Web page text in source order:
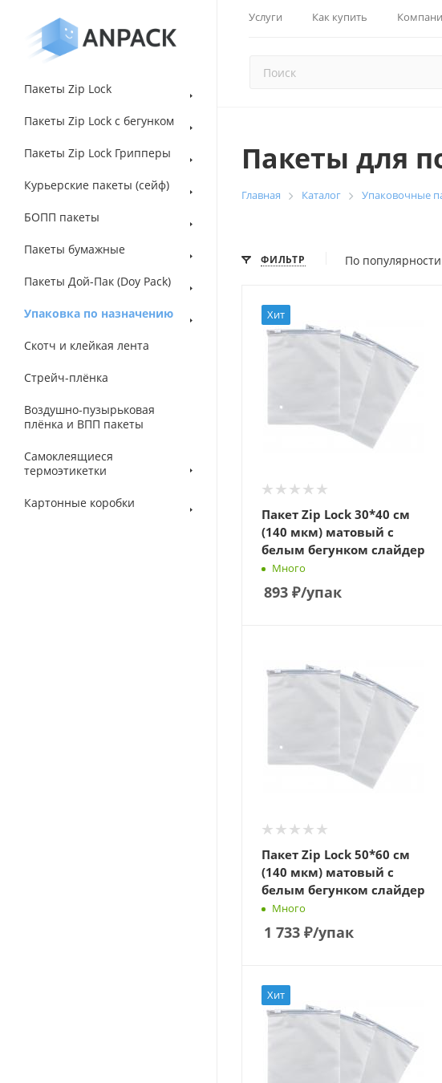
Услуги Как купить
Пакеты Zip Lock
Пакеты Zip Lock с бегунком
Пакеты Zip Lock Грипперы
Курьерские пакеты (сейф)
БОПП пакеты
Пакеты бумажные
Пакеты Дой-Пак (Doy Pack)
Упаковка по назначению
Скотч и клейкая лента
Стрейч-плёнка
Воздушно-пузырьковая
плёнка и ВПП пакеты
Самоклеящиеся
термоэтикетки
Картонные коробки
Пакеты для
Главная Каталог Упаковочные
ФИЛЬТР По
Хит
Пакет Zip Lock 30*40 см
(140 мкм) матовый с
белым бегунком слайдер
Много
893 ₽/упак
Пакет Zip Lock 50*60 см
(140 мкм) матовый с
белым бегунком слайдер
Много
1 733 ₽/упак
Хит